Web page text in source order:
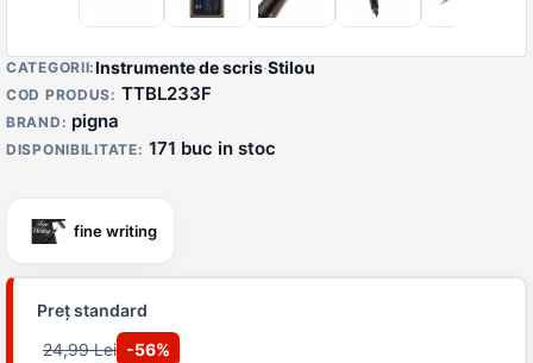
Detalii produs
CATEGORII:Instrumente de scris·Stilou
COD PRODUS: TTBL233F
BRAND: pigna
DISPONIBILITATE: 171 buc in stoc
fine writing
Preț standard
24,99 Lei -56%